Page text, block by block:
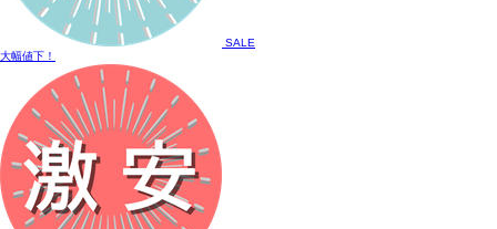
SALE
大幅値下！